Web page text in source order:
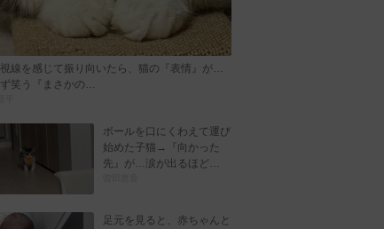
線を感じて振り向いたら、猫の『表情』が…
笑う『まさかの…
ボールを口にくわえて運び
始めた子猫→『向かった
先』が…涙が出るほど…
足元を見ると、赤ちゃんと